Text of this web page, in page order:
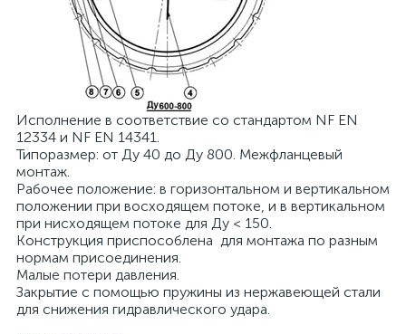
Исполнение в соответствие со стандартом NF EN
12334 и NF EN 14341.
Типоразмер: от Ду 40 до Ду 800. Межфланцевый
монтаж.
Рабочее положение: в горизонтальном и вертикальном
положении при восходящем потоке, и в вертикальном
при нисходящем потоке для Ду < 150.
Конструкция приспособлена для монтажа по разным
нормам присоединения.
Малые потери давления.
Закрытие с помощью пружины из нержавеющей стали
для снижения гидравлического удара.